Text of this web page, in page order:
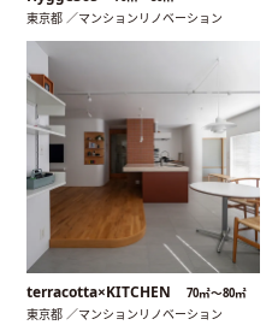
東京都 ／マンションリノベーション
terracotta×KITCHEN 70㎡〜80㎡
東京都 ／マンションリノベーション